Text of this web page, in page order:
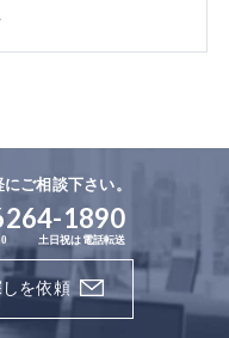
ご相談下さい。
1890
土日祝は電話転送
を依頼